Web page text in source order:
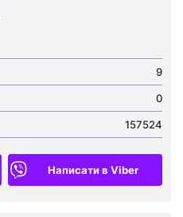
9
0
157524
Написати в Viber